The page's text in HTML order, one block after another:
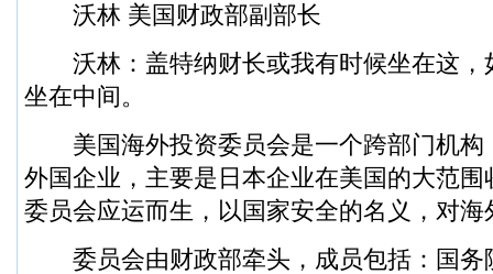
沃林 美国财政部副部长
沃林：盖特纳财长或我有时候坐在这，
坐在中间。
美国海外投资委员会是一个跨部门机构
外国企业，主要是日本企业在美国的大范
委员会应运而生，以国家安全的名义，对
委员会由财政部牵头，成员包括：国务